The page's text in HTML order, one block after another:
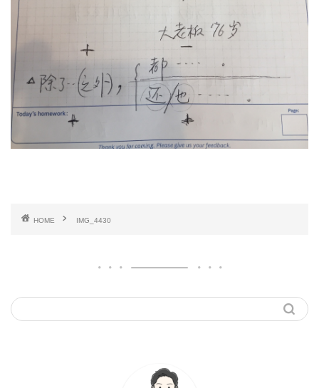
HOME IMG_4430